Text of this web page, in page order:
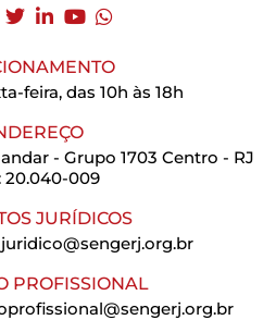
feira, das 10h às 18h
andar - Grupo 1703 Centro - RJ
20.040-009
JURÍDICOS
juridico@sengerj.org.br
PROFISSIONAL